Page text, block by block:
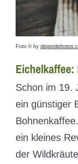
Foto © by
Schon im 19.
ein günstiger
ein kleines
der